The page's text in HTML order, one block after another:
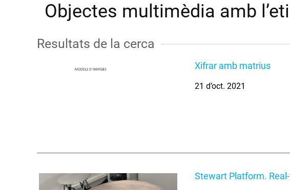
Objectes multimèdia amb
Resultats de la cerca
Xifrar amb matrius
21 d’oct. 2021
Stewart Platform.